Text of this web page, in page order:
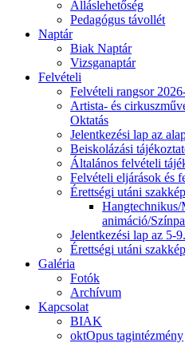
Álláslehetőség
Pedagógus távollét
Naptár
Biak Naptár
Vizsganaptár
Felvételi
Felvételi rangsor
Artista- és
Oktatás
Jelentkezési lap az
Beiskolázási
Általános felvételi
Felvételi eljárások és
Érettségi utáni
animáció/
Jelentkezési lap az 5-
Érettségi utáni
Galéria
Fotók
Archívum
Kapcsolat
BIAK
oktOpus tagintézmény